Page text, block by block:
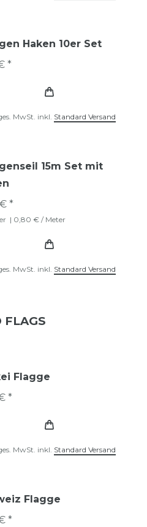
Haken 10er Set
*
MwSt. inkl. Standard Versand
15m Set mit
€ *
| 0,80 € / Meter
MwSt. inkl. Standard Versand
Flagge
*
MwSt. inkl. Standard Versand
Flagge
*